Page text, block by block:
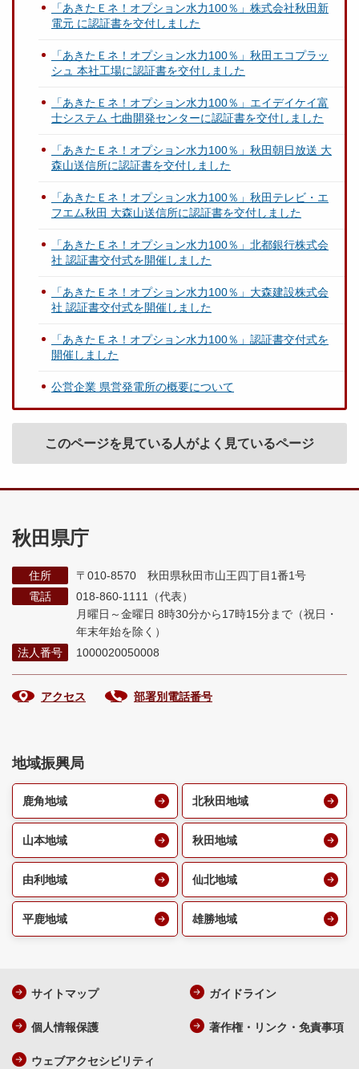
「あきたＥネ！オプション水力100％」株式会社秋田新
電元 に認証書を交付しました
「あきたＥネ！オプション水力100％」秋田エコプラッ
シュ 本社工場に認証書を交付しました
「あきたＥネ！オプション水力100％」エイデイケイ富
士システム 七曲開発センターに認証書を交付しました
「あきたＥネ！オプション水力100％」秋田朝日放送 大
森山送信所に認証書を交付しました
「あきたＥネ！オプション水力100％」秋田テレビ・エ
フエム秋田 大森山送信所に認証書を交付しました
「あきたＥネ！オプション水力100％」北都銀行株式会
社 認証書交付式を開催しました
「あきたＥネ！オプション水力100％」大森建設株式会
社 認証書交付式を開催しました
「あきたＥネ！オプション水力100％」認証書交付式を
開催しました
公営企業 県営発電所の概要について
このページを見ている人がよく見ているページ
秋田県庁
住所
〒010-8570 秋田県秋田市山王四丁目1番1号
電話
018-860-1111（代表）
月曜日～金曜日 8時30分から17時15分まで （祝日・
年末年始を除く）
法人番号
1000020050008
アクセス 部署別電話番号
地域振興局
鹿角地域 北秋田地域
山本地域 秋田地域
由利地域 仙北地域
平鹿地域 雄勝地域
サイトマップ ガイドライン
個人情報保護 著作権・リンク・免責事項
ウェブアクセシビリティ